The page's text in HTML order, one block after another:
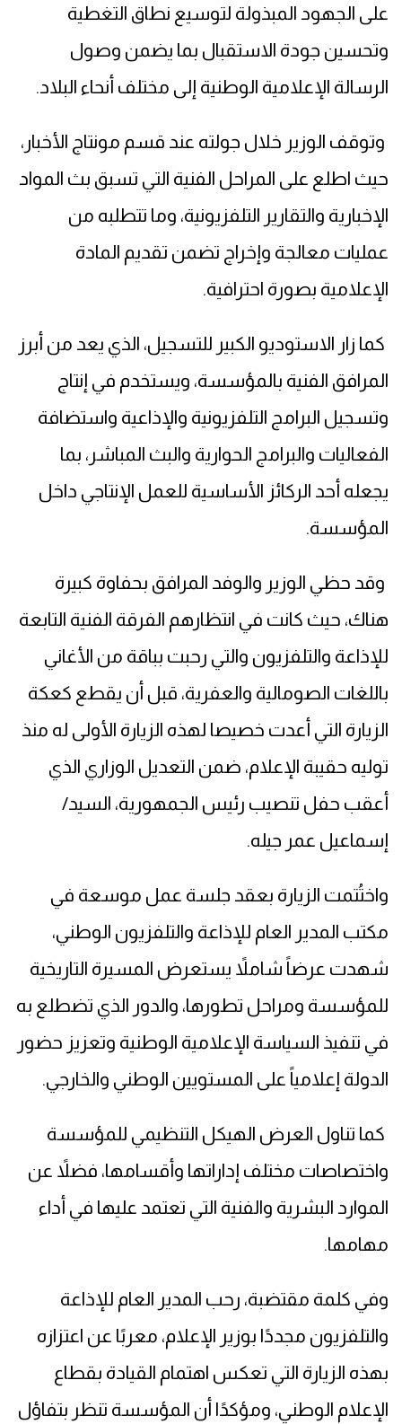
على الجهود المبذولة لتوسيع نطاق التغطية
وتحسين جودة الاستقبال بما يضمن وصول
الرسالة الإعلامية الوطنية إلى مختلف أنحاء البلاد.
وتوقف الوزير خلال جولته عند قسم مونتاج الأخبار،
حيث اطلع على المراحل الفنية التي تسبق بث المواد
الإخبارية والتقارير التلفزيونية، وما تتطلبه من
عمليات معالجة وإخراج تضمن تقديم المادة
الإعلامية بصورة احترافية.
كما زار الاستوديو الكبير للتسجيل، الذي يعد من أبرز
المرافق الفنية بالمؤسسة، ويستخدم في إنتاج
وتسجيل البرامج التلفزيونية والإذاعية واستضافة
الفعاليات والبرامج الحوارية والبث المباشر، بما
يجعله أحد الركائز الأساسية للعمل الإنتاجي داخل
المؤسسة.
وقد حظي الوزير والوفد المرافق بحفاوة كبيرة
هناك، حيث كانت في انتظارهم الفرقة الفنية التابعة
للإذاعة والتلفزيون والتي رحبت بباقة من الأغاني
باللغات الصومالية والعفرية، قبل أن يقطع كعكة
الزيارة التي أعدت خصيصا لهذه الزيارة الأولى له منذ
توليه حقيبة الإعلام، ضمن التعديل الوزاري الذي
أعقب حفل تنصيب رئيس الجمهورية، السيد/
إسماعيل عمر جيله.
واختُتمت الزيارة بعقد جلسة عمل موسعة في
مكتب المدير العام للإذاعة والتلفزيون الوطني،
شهدت عرضاً شاملاً يستعرض المسيرة التاريخية
للمؤسسة ومراحل تطورها، والدور الذي تضطلع به
في تنفيذ السياسة الإعلامية الوطنية وتعزيز حضور
الدولة إعلامياً على المستويين الوطني والخارجي.
كما تناول العرض الهيكل التنظيمي للمؤسسة
واختصاصات مختلف إداراتها وأقسامها، فضلاً عن
الموارد البشرية والفنية التي تعتمد عليها في أداء
مهامها.
وفي كلمة مقتضبة، رحب المدير العام للإذاعة
والتلفزيون مجددًا بوزير الإعلام، معربًا عن اعتزازه
بهذه الزيارة التي تعكس اهتمام القيادة بقطاع
الإعلام الوطني، ومؤكدًا أن المؤسسة تنظر بتفاؤل